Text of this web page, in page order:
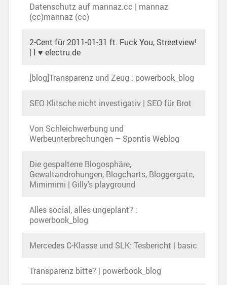
Datenschutz auf mannaz.cc | mannaz
(cc)mannaz (cc)
2-Cent für 2011-01-31 ft. Fuck You, Streetview!
| I ♥ electru.de
[blog]Transparenz und Zeug : powerbook_blog
SEO Klitsche nicht investigativ | SEO für Brot
Von Schleichwerbung und
Werbeunterbrechungen – Spontis Weblog
Die gespaltene Blogosphäre,
Gewaltandrohungen, Blogcharts, Bloggergate,
Mimimimi | Gilly's playground
Alles social, alles ungeplant? :
powerbook_blog
Mercedes C-Klasse und SLK: Tesbericht | basic
Transparenz bitte? | powerbook_blog